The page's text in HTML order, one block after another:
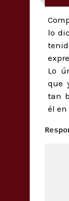
lo
Lo
que
tan
él en